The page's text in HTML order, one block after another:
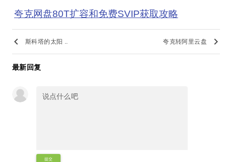
夸克网盘80T扩容和免费SVIP获取攻略
keyboard_arrow_left 斯科塔的太阳 .. 夸克转阿里云盘 keyboard_arrow_right
最新回复
提交